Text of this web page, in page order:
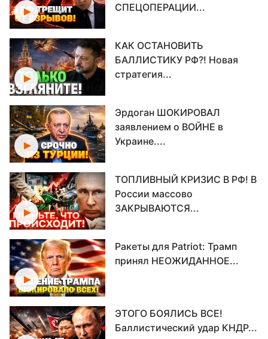
СПЕЦОПЕРАЦИИ...
КАК ОСТАНОВИТЬ
БАЛЛИСТИКУ РФ?! Новая
стратегия...
Эрдоган ШОКИРОВАЛ
заявлением о ВОЙНЕ в
Украине....
ТОПЛИВНЫЙ КРИЗИС В РФ! В
России массово
ЗАКРЫВАЮТСЯ...
Ракеты для Patriot: Трамп
принял НЕОЖИДАННОЕ...
ЭТОГО БОЯЛИСЬ ВСЕ!
Баллистический удар КНДР...